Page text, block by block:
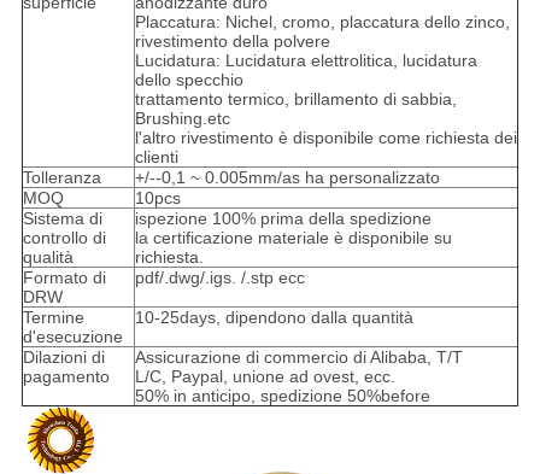
Placcatura: Nichel, cromo, placcatura dello zinco,
rivestimento della polvere
Lucidatura: Lucidatura elettrolitica, lucidatura
dello specchio
trattamento termico, brillamento di sabbia,
Brushing.etc
l'altro rivestimento è disponibile come richiesta dei
clienti
Tolleranza
+/--0,1 ~ 0.005mm/as ha personalizzato
MOQ
10pcs
Sistema di
controllo di
qualità
ispezione 100% prima della spedizione
la certificazione materiale è disponibile su
richiesta.
Formato di
DRW
pdf/.dwg/.igs. /.stp ecc
Termine
d'esecuzione
10-25days, dipendono dalla quantità
Dilazioni di
pagamento
Assicurazione di commercio di Alibaba, T/T
L/C, Paypal, unione ad ovest, ecc.
50% in anticipo, spedizione 50%before